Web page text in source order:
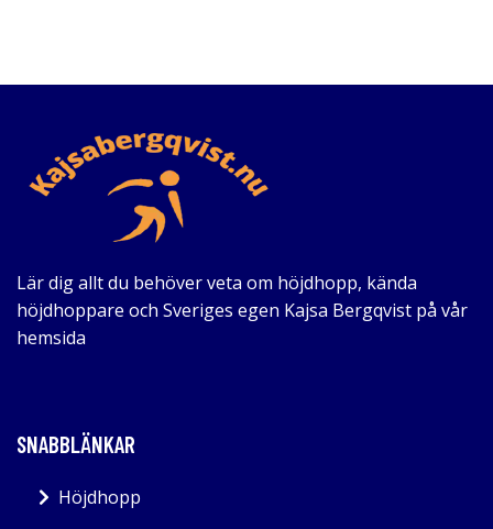
Lär dig allt du behöver veta om höjdhopp, kända
höjdhoppare och Sveriges egen Kajsa Bergqvist på vår
hemsida
SNABBLÄNKAR
Höjdhopp